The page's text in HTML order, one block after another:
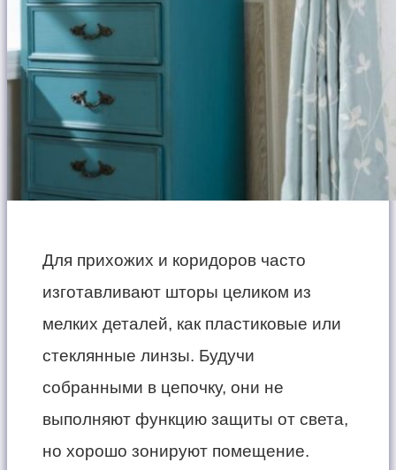
Для прихожих и коридоров часто
изготавливают шторы целиком из
мелких деталей, как пластиковые или
стеклянные линзы. Будучи
собранными в цепочку, они не
выполняют функцию защиты от света,
но хорошо зонируют помещение.